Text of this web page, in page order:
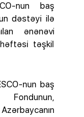
nun baş
dəstəyi ilə
ənənəvi
təşkil
nun baş